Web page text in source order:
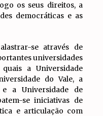
os seus direitos, a
democráticas e as
se através de
universidades
a Universidade
do Vale, a
a Universidade de
se iniciativas de
e articulação com